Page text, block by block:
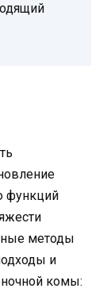
функций
методы
и
комы: